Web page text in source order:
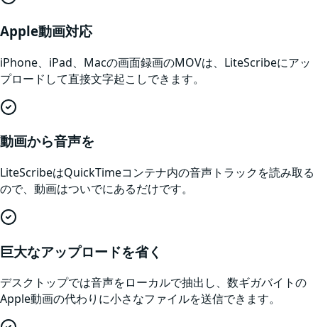
Apple動画対応
iPhone、iPad、Macの画面録画のMOVは、LiteScribeにアッ
プロードして直接文字起こしできます。
動画から音声を
LiteScribeはQuickTimeコンテナ内の音声トラックを読み取る
ので、動画はついでにあるだけです。
巨大なアップロードを省く
デスクトップでは音声をローカルで抽出し、数ギガバイトの
Apple動画の代わりに小さなファイルを送信できます。